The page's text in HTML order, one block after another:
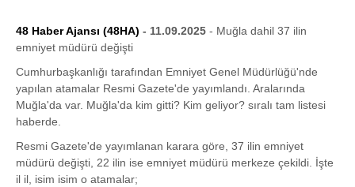
48 Haber Ajansı (48HA) - 11.09.2025 - Muğla dahil 37 ilin
emniyet müdürü değişti
Cumhurbaşkanlığı tarafından Emniyet Genel Müdürlüğü'nde
yapılan atamalar Resmi Gazete'de yayımlandı. Aralarında
Muğla'da var. Muğla'da kim gitti? Kim geliyor? sıralı tam listesi
haberde.
Resmi Gazete'de yayımlanan karara göre, 37 ilin emniyet
müdürü değişti, 22 ilin ise emniyet müdürü merkeze çekildi. İşte
il il, isim isim o atamalar;